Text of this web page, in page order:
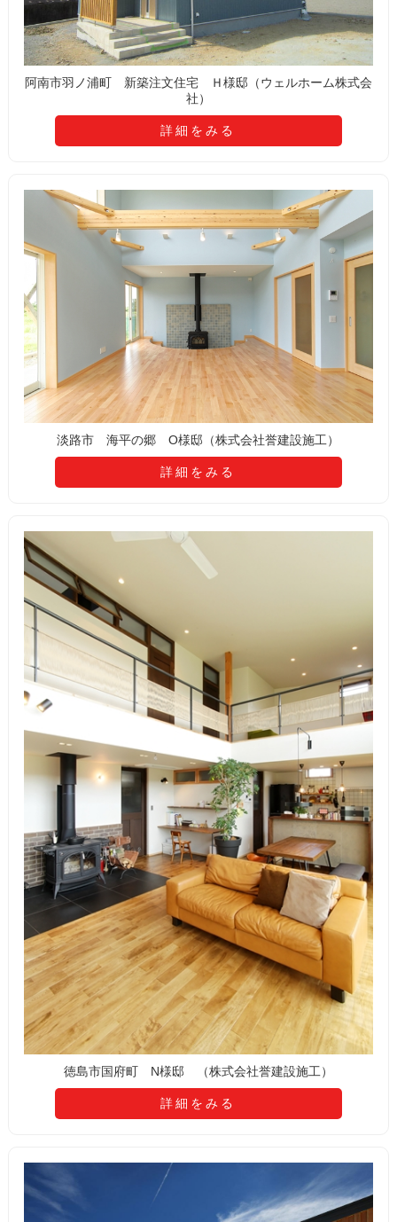
阿南市羽ノ浦町 新築注文住宅 Ｈ様邸（ウェルホーム株式会
社）
詳細をみる
淡路市 海平の郷 O様邸（株式会社誉建設施工）
詳細をみる
徳島市国府町 N様邸 （株式会社誉建設施工）
詳細をみる